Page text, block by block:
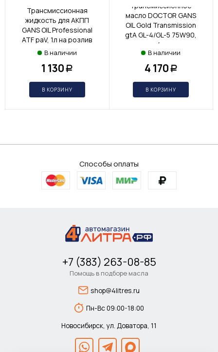
Трансмиссионная
жидкость для АКПП
GANS OIL Professional
ATF paV, 1л на розлив
В наличии
1 130 Р
В КОРЗИНУ
Трансмиссионное
масло DOCTOR GANS
OIL Gold Transmission
gtA GL-4/GL-5 75W90,
4л
В наличии
4 170 Р
В КОРЗИНУ
Способы оплаты
+7 (383) 263-08-85
Помощь в подборе масла
shop@4litres.ru
Пн-Вс 09:00-18:00
Новосибирск, ул. Доватора, 11